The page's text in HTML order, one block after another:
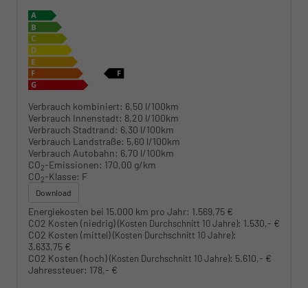
Verbrauch kombiniert: 6,50 l/100km
Verbrauch Innenstadt: 8,20 l/100km
Verbrauch Stadtrand: 6,30 l/100km
Verbrauch Landstraße: 5,60 l/100km
Verbrauch Autobahn: 6,70 l/100km
CO2-Emissionen: 170,00 g/km
CO2-Klasse: F
Download
Energiekosten bei 15.000 km pro Jahr: 1.569,75 €
CO2 Kosten (niedrig)(Kosten Durchschnitt 10 Jahre): 1.530,- €
CO2 Kosten (mittel)(Kosten Durchschnitt 10 Jahre):
3.633,75 €
CO2 Kosten (hoch)(Kosten Durchschnitt 10 Jahre): 5.610,- €
Jahressteuer: 178,- €